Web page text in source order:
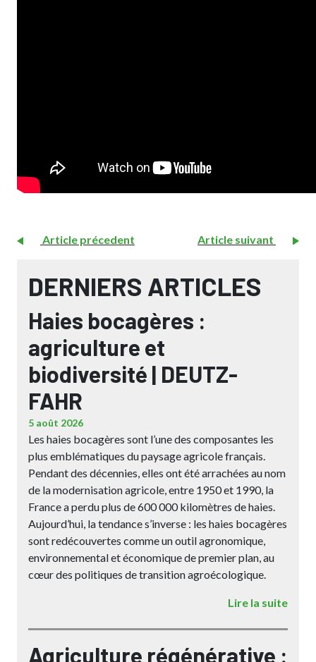
Article précedent Article suivant
DERNIERS ARTICLES
Haies bocagères :
agriculture et
biodiversité | DEUTZ-
FAHR
5 août 2026
Les haies bocagères sont l’une des composantes les
plus emblématiques du paysage agricole français.
Pendant des décennies, elles ont été arrachées au nom
de la modernisation agricole, entre 1950 et 1990, la
France a perdu plus de 600 000 kilomètres de haies.
Aujourd’hui, la tendance s’inverse : les haies bocagères
sont redécouvertes comme un outil agronomique,
environnemental et économique de premier plan, au
cœur des politiques de transition agroécologique.
Lire la suite
Agriculture régénérative :